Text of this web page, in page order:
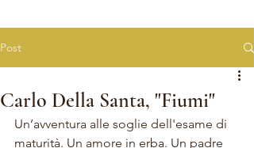
Post
Carlo Della Santa, "Fiumi"
Un’avventura alle soglie dell'esame di
maturità. Un amore in erba. Un padre